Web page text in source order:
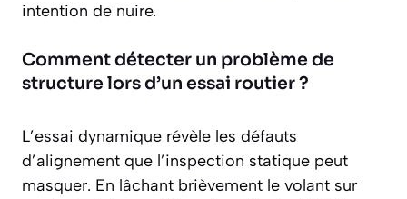
intention de nuire.
Comment détecter un problème de
structure lors d’un essai routier ?
L’essai dynamique révèle les défauts
d’alignement que l’inspection statique peut
masquer. En lâchant brièvement le volant sur